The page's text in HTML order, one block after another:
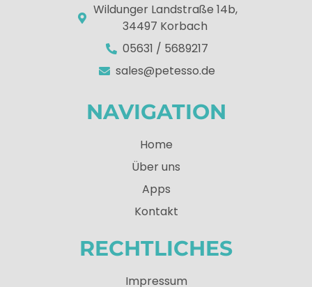
Wildunger Landstraße 14b,
34497 Korbach
05631 / 5689217
sales@petesso.de
NAVIGATION
Home
Über uns
Apps
Kontakt
RECHTLICHES
Impressum